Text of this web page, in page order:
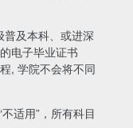
及本科、或进深
电子毕业证书
, 学院不会将不同
适用”，所有科目